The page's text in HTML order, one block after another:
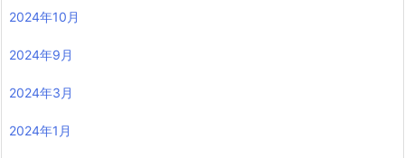
2024年10月
2024年9月
2024年3月
2024年1月